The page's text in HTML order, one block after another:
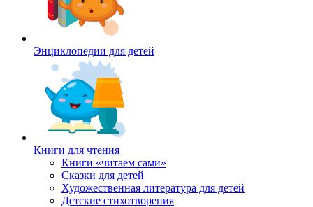
Энциклопедии для детей
Книги для чтения
Книги «читаем сами»
Сказки для детей
Художественная литература для детей
Детские стихотворения